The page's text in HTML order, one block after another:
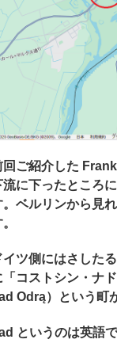
回ご紹介した
流に下ったところ
。ベルリンから見
イツ側にはさした
「コストシン・ナ
Odrą）という町
というのは英語